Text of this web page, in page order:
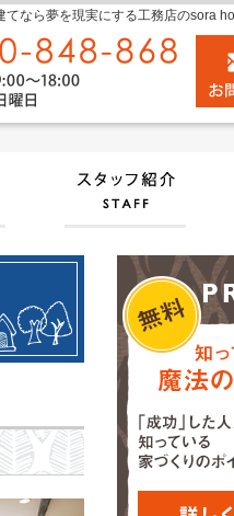
なら夢を現実にする工務店のsora